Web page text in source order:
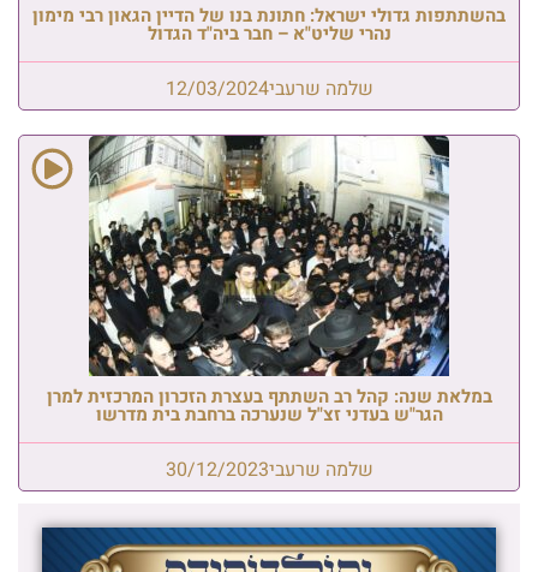
בהשתתפות גדולי ישראל: חתונת בנו של הדיין הגאון רבי מימון
נהרי שליט"א – חבר ביה"ד הגדול
שלמה שרעבי12/03/2024
במלאת שנה: קהל רב השתתף בעצרת הזכרון המרכזית למרן
הגר"ש בעדני זצ"ל שנערכה ברחבת בית מדרשו
שלמה שרעבי30/12/2023